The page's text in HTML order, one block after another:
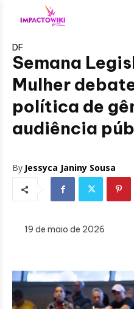
DF
Semana
Mulher
política de
audiência
By Jessyca Janiny Sousa
19 de maio de 2026